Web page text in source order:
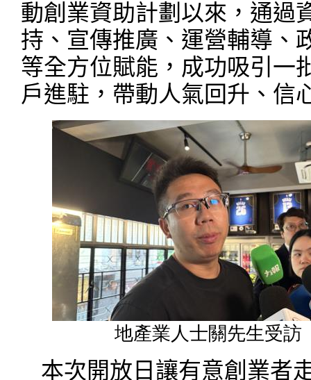
動創業資助計劃以來，通過
持、宣傳推廣、運營輔導、
等全方位賦能，成功吸引一
戶進駐，帶動人氣回升、信
地產業人士關先生受訪
本次開放日讓有意創業者